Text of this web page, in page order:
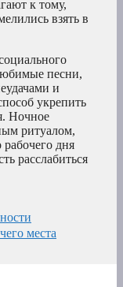
к тому,
взять в
песни,
и
укрепить
Ночное
ритуалом,
дня
расслабиться
места